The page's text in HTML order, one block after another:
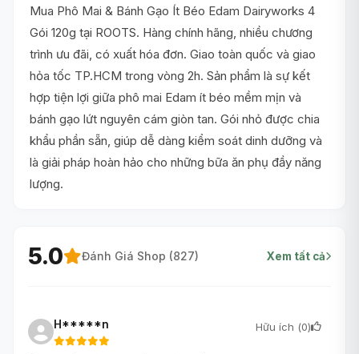
Mua Phô Mai & Bánh Gạo Ít Béo Edam Dairyworks 4
Gói 120g tại ROOTS. Hàng chính hãng, nhiều chương
trình ưu đãi, có xuất hóa đơn. Giao toàn quốc và giao
hỏa tốc TP.HCM trong vòng 2h. Sản phẩm là sự kết
hợp tiện lợi giữa phô mai Edam ít béo mềm mịn và
bánh gạo lứt nguyên cám giòn tan. Gói nhỏ được chia
khẩu phần sẵn, giúp dễ dàng kiểm soát dinh dưỡng và
là giải pháp hoàn hảo cho những bữa ăn phụ đầy năng
lượng.
5.0 Đánh Giá Shop (827) Xem tất cả
H*****n Hữu ích (0)